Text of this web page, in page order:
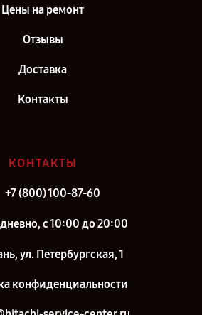
Цены на ремонт
Отзывы
Доставка
Контакты
КОНТАКТЫ
+7 (800) 100-87-60
с 10:00 до 20:00
ул. Петербургская, 1
конфиденциальности